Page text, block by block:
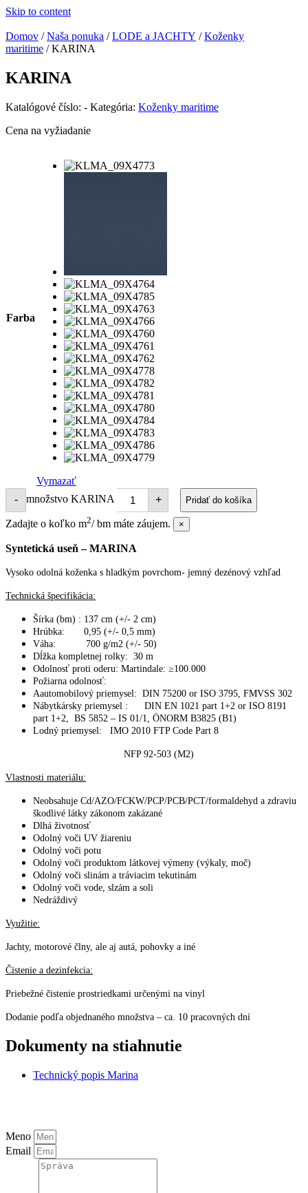
Skip to content
Domov /Naša ponuka /LODE a JACHTY /Koženky
maritime / KARINA
KARINA
Katalógové číslo: - Kategória: Koženky maritime
Cena na vyžiadanie
Farba
Vymazať
-
množstvo KARINA + Pridať do košíka
Zadajte o koľko m2/ bm máte záujem. ×
Syntetická useň – MARINA
Vysoko odolná koženka s hladkým povrchom- jemný dezénový vzhľad
Technická špecifikácia:
Šírka (bm) : 137 cm (+/- 2 cm)
Hrúbka: 0,95 (+/- 0,5 mm)
Váha: 700 g/m2 (+/- 50)
Dĺžka kompletnej rolky: 30 m
Odolnosť proti oderu: Martindale: ≥100.000
Požiarna odolnosť:
Aautomobilový priemysel: DIN 75200 or ISO 3795, FMVSS 302
Nábytkársky priemysel : DIN EN 1021 part 1+2 or ISO 8191
part 1+2, BS 5852 – IS 01/1, ÖNORM B3825 (B1)
Lodný priemysel: IMO 2010 FTP Code Part 8
NFP 92-503 (M2)
Vlastnosti materiálu:
Neobsahuje Cd/AZO/FCKW/PCP/PCB/PCT/formaldehyd a zdraviu
škodlivé látky zákonom zakázané
Dlhá životnosť
Odolný voči UV žiareniu
Odolný voči potu
Odolný voči produktom látkovej výmeny (výkaly, moč)
Odolný voči slinám a tráviacim tekutinám
Odolný voči vode, slzám a soli
Nedráždivý
Využitie:
Jachty, motorové člny, ale aj autá, pohovky a iné
Čistenie a dezinfekcia:
Priebežné čistenie prostriedkami určenými na vinyl
Dodanie podľa objednaného množstva – ca. 10 pracovných dní
Dokumenty na stiahnutie
Technický popis Marina
Meno
Email